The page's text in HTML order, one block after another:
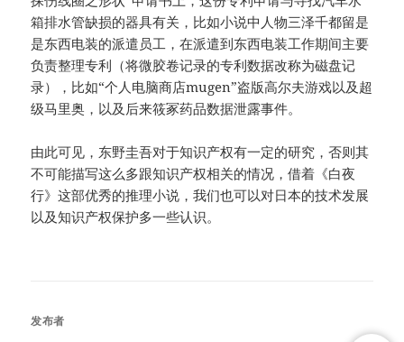
箱排水管缺损的器具有关，比如小说中人物三泽千都留是
是东西电装的派遣员工，在派遣到东西电装工作期间主要
负责整理专利（将微胶卷记录的专利数据改称为磁盘记
录），比如“个人电脑商店mugen”盗版高尔夫游戏以及超
级马里奥，以及后来筱冢药品数据泄露事件。
由此可见，东野圭吾对于知识产权有一定的研究，否则其
不可能描写这么多跟知识产权相关的情况，借着《白夜
行》这部优秀的推理小说，我们也可以对日本的技术发展
以及知识产权保护多一些认识。
发布者